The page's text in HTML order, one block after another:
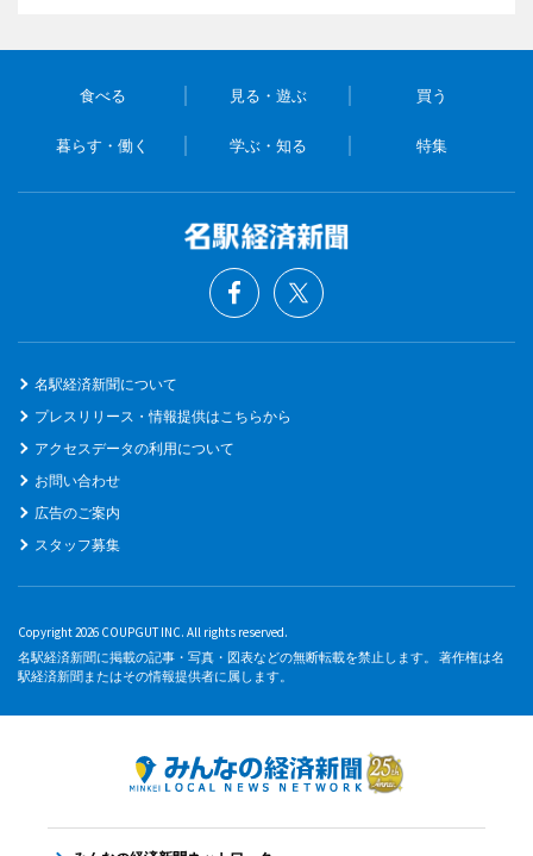
食べる 見る・遊ぶ 買う
暮らす・働く 学ぶ・知る 特集
名駅経済新聞について
プレスリリース・情報提供はこちらから
アクセスデータの利用について
お問い合わせ
広告のご案内
スタッフ募集
Copyright 2026 COUPGUT INC. All rights reserved.
名駅経済新聞に掲載の記事・写真・図表などの無断転載を禁止します。 著作権は名
駅経済新聞またはその情報提供者に属します。